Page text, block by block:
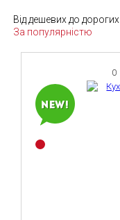
Від дешевих до дорогих
За популярністю
0